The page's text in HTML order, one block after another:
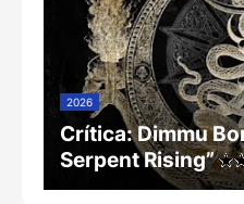
2026
Crítica: Dimmu
Serpent Rising”